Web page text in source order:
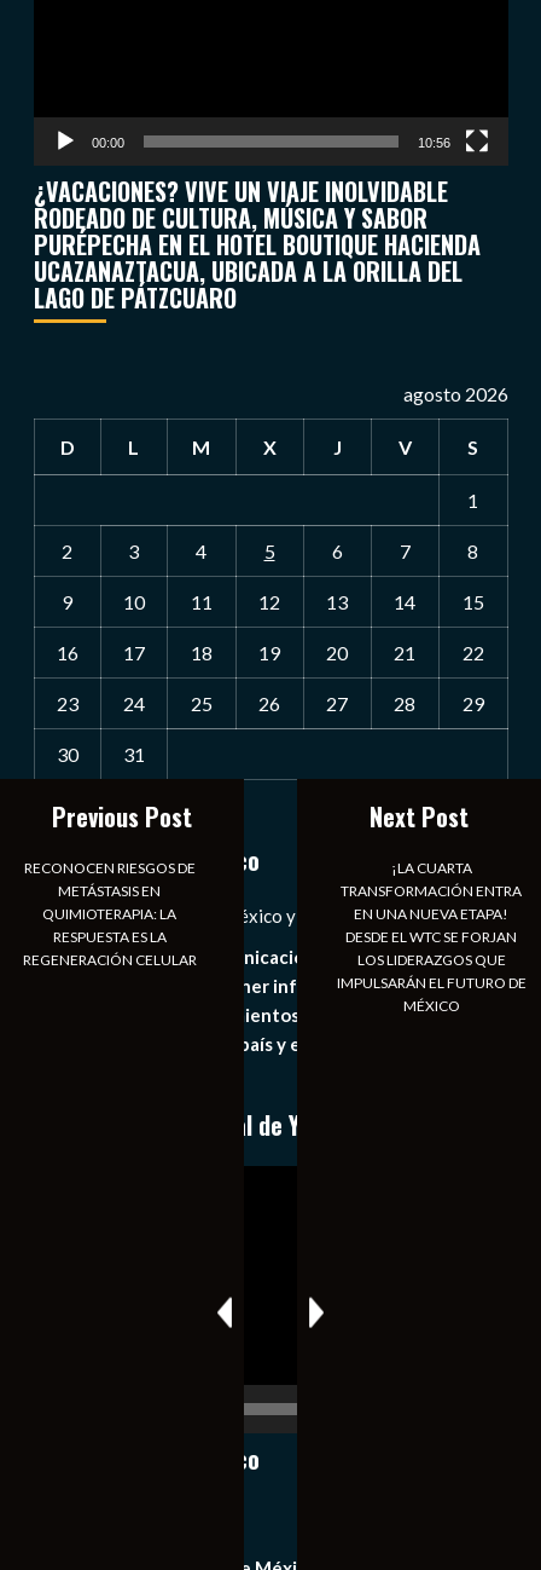
00:00 10:56
¿VACACIONES? VIVE UN VIAJE INOLVIDABLE
RODEADO DE CULTURA, MÚSICA Y SABOR
PURÉPECHA EN EL HOTEL BOUTIQUE HACIENDA
UCAZANAZTACUA, UBICADA A LA ORILLA DEL
LAGO DE PÁTZCUARO
agosto 2026
D L M X J V S
1
2 3 4 5 6 7 8
9 10 11 12 13 14 15
16 17 18 19 20 21 22
23 24 25 26 27 28 29
30 31
« Jul
Notiexpress de México
Las Noticias Diarias de México y el Mundo a Tu Alcance
Somos un medio de comunicación digital que tiene como
principal objetivo mantener informado al publico en
general de los acontecimientos mas recientes e
importantes de nuestro país y el mundo de forma eficaz,
Conoce nuestro canal de YouTube
Notiexpress de México
Previous Post
RECONOCEN RIESGOS DE
METÁSTASIS EN
QUIMIOTERAPIA: LA
RESPUESTA ES LA
REGENERACIÓN CELULAR
Next Post
¡LA CUARTA
TRANSFORMACIÓN ENTRA
EN UNA NUEVA ETAPA!
DESDE EL WTC SE FORJAN
LOS LIDERAZGOS QUE
IMPULSARÁN EL FUTURO DE
MÉXICO